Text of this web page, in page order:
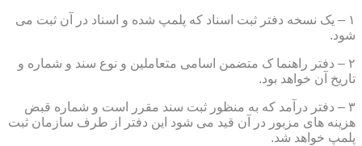
۱ – یک نسخه دفتر ثبت اسناد که پلمپ شده و اسناد در آن ثبت می
شود.
۲ – دفتر راهنما ک متضمن اسامی متعاملین و نوع سند و شماره و
تاریخ آن خواهد بود.
۳ – دفتر درآمد که به منظور ثبت سند مقرر است و شماره قبض
هزینه های مزبور در آن قید می شود این دفتر از طرف سازمان ثبت
پلمپ خواهد شد.